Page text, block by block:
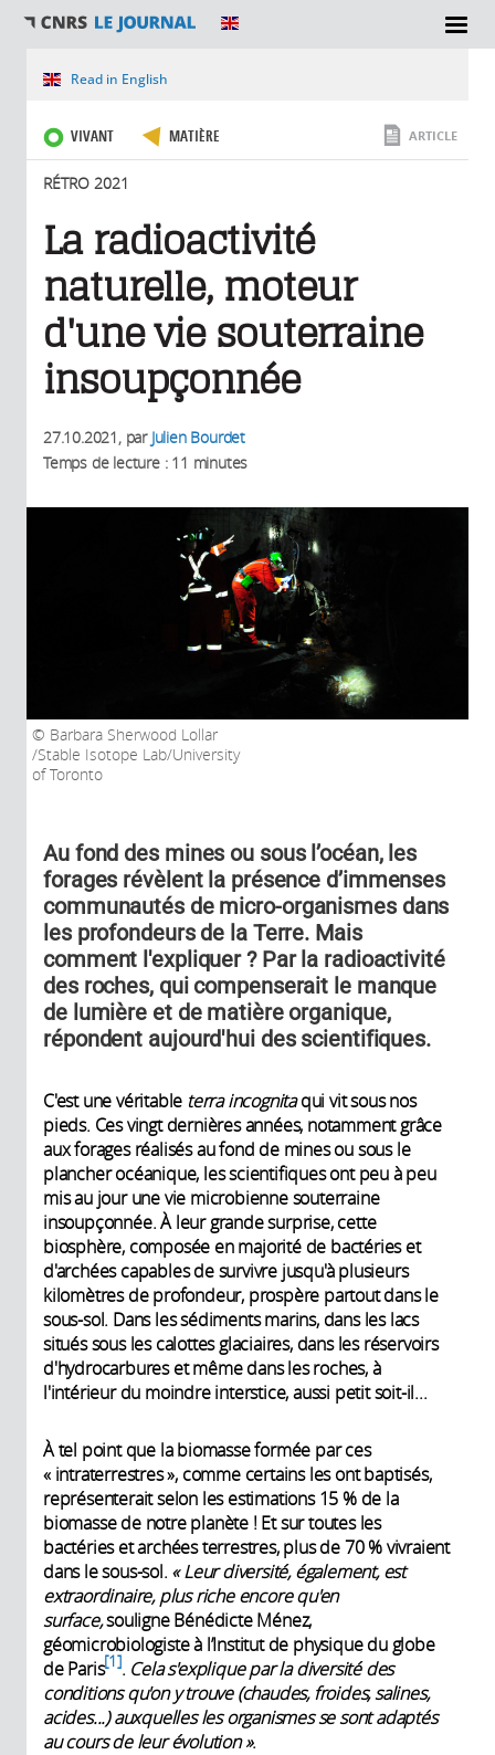
SECTIONS
Vous êtes ici
Read in English
VIVANT MATIÈRE
RÉTRO 2021
ARTICLE
La radioactivité
naturelle, moteur
d'une vie souterraine
insoupçonnée
27.10.2021, par Julien Bourdet
Temps de lecture : 11 minutes
Barbara Sherwood Lollar
/Stable Isotope Lab/University
of Toronto
Au fond des mines ou sous l’océan, les
forages révèlent la présence d’immenses
communautés de micro-organismes dans
les profondeurs de la Terre. Mais
comment l'expliquer ? Par la radioactivité
des roches, qui compenserait le manque
de lumière et de matière organique,
répondent aujourd'hui des scientifiques.
C'est une véritable terra incognitaqui vit sous nos
pieds. Ces vingt dernières années, notamment grâce
aux forages réalisés au fond de mines ou sous le
plancher océanique, les scientifiques ont peu à peu
mis au jour une vie microbienne souterraine
insoupçonnée. À leur grande surprise, cette
biosphère, composée en majorité de bactéries et
d'archées capables de survivre jusqu'à plusieurs
kilomètres de profondeur, prospère partout dans le
sous-sol. Dans les sédiments marins, dans les lacs
situés sous les calottes glaciaires, dans les réservoirs
d'hydrocarbures et même dans les roches, à
l'intérieur du moindre interstice, aussi petit soit-il...
À tel point que la biomasse formée par ces
« intraterrestres », comme certains les ont baptisés,
représenterait selon les estimations 15 % de la
biomasse de notre planète ! Et sur toutes les
bactéries et archées terrestres, plus de 70 % vivraient
dans le sous-sol. « Leur diversité, également, est
extraordinaire, plus riche encore qu'en
surface,souligne Bénédicte Ménez,
géomicrobiologiste à l’Institut de physique du globe
de Paris 1 . Cela s'explique par la diversité des
conditions qu'on y trouve (chaudes, froides, salines,
acides...) auxquelles les organismes se sont adaptés
au cours de leur évolution ».